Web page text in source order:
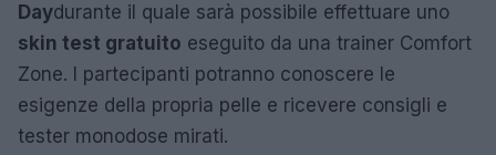
Daydurante il quale sarà possibile effettuare uno
skin test gratuito eseguito da una trainer Comfort
Zone. I partecipanti potranno conoscere le
esigenze della propria pelle e ricevere consigli e
tester monodose mirati.